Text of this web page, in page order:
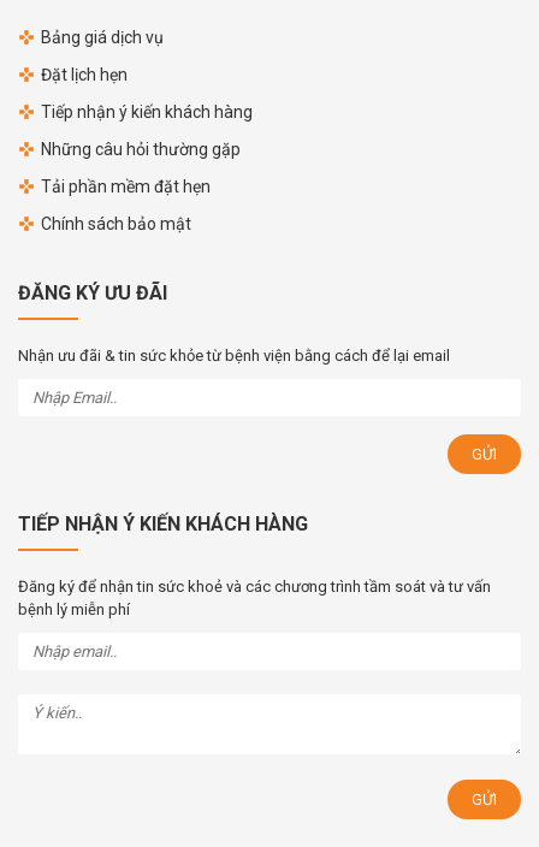
Bảng giá dịch vụ
Đặt lịch hẹn
Tiếp nhận ý kiến khách hàng
Những câu hỏi thường gặp
Tải phần mềm đặt hẹn
Chính sách bảo mật
ĐĂNG KÝ ƯU ĐÃI
Nhận ưu đãi & tin sức khỏe từ bệnh viện bằng cách để lại email
TIẾP NHẬN Ý KIẾN KHÁCH HÀNG
Đăng ký để nhận tin sức khoẻ và các chương trình tầm soát và tư vấn
bệnh lý miễn phí